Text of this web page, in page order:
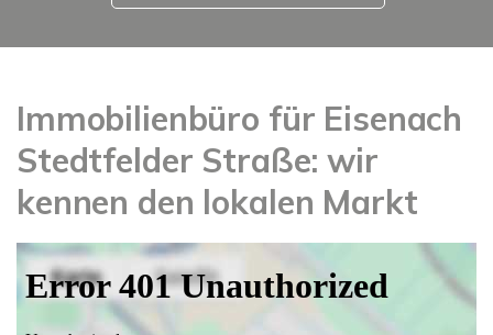
Immobilienbüro für Eisenach
Stedtfelder Straße: wir
kennen den lokalen Markt